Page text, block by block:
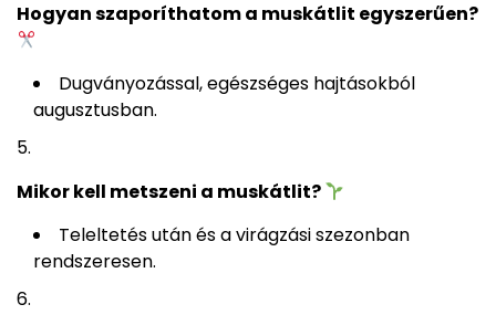
Hogyan szaporíthatom a muskátlit egyszerűen?
Dugványozással, egészséges hajtásokból
augusztusban.
Mikor kell metszeni a muskátlit?
Teleltetés után és a virágzási szezonban
rendszeresen.